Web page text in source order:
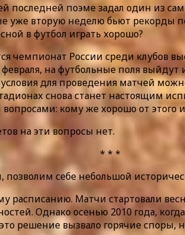
последней поэме задал один из
уже вторую неделю бьют рекорды
в футбол играть хорошо?
чемпионат России среди клубов
на футбольные поля
условия для проведения матчей
снова станет настоящим
кому же хорошо от этого
на эти вопросы нет.
* * *
себе небольшой
расписанию. Матчи стартовали
Однако осенью 2010 года,
решение вызвало горячие